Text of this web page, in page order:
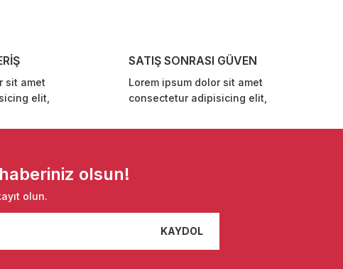
sit amet
elit,
SATIŞ SONRASI GÜVEN
Lorem ipsum dolor sit amet
consectetur adipisicing elit,
olsun!
olun.
KAYDOL